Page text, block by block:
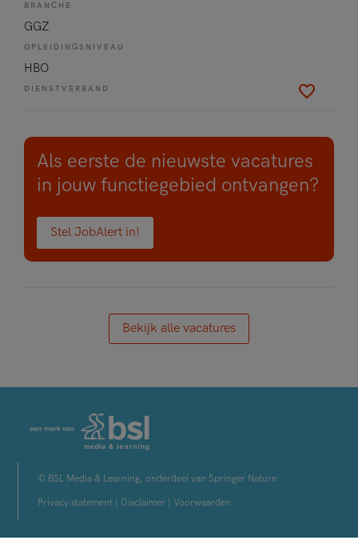
BRANCHE
GGZ
OPLEIDINGSNIVEAU
HBO
DIENSTVERBAND
Als eerste de nieuwste vacatures
in jouw functiegebied ontvangen?
Stel JobAlert in!
Bekijk alle vacatures
© BSL Media & Learning, onderdeel van Springer Nature
Privacy statement | Disclaimer | Voorwaarden